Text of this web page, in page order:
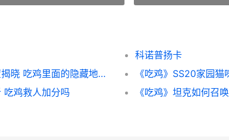
科诺普扬卡
《吃鸡》隐藏商店位置揭晓 吃鸡里面的隐藏地方有哪些?
吃鸡救人加分吗
《吃鸡》坦克如何召唤